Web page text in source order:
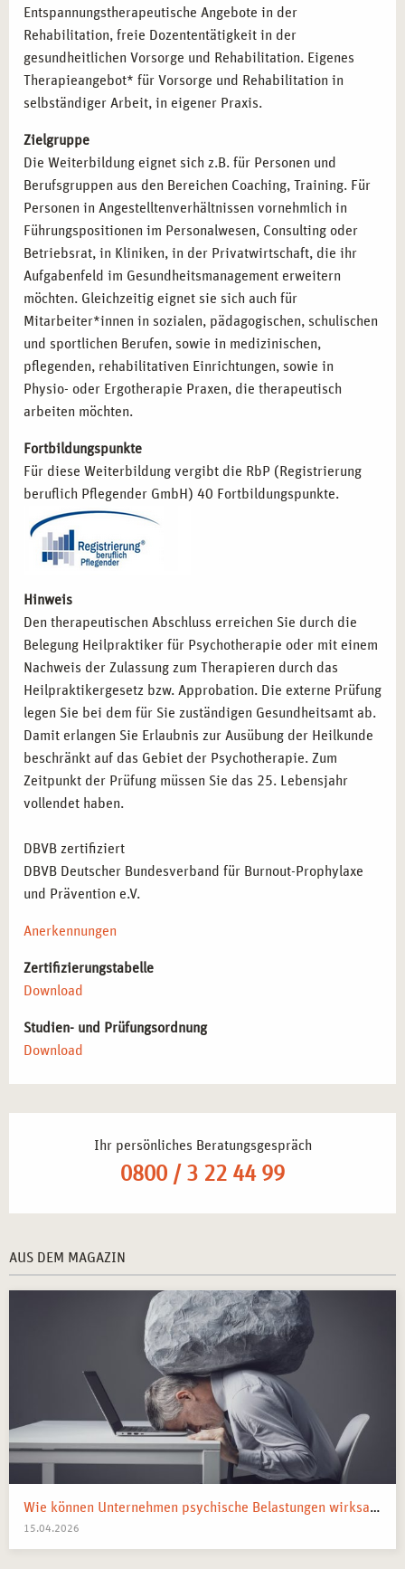
Entspannungstherapeutische Angebote in der
Rehabilitation, freie Dozententätigkeit in der
gesundheitlichen Vorsorge und Rehabilitation. Eigenes
Therapieangebot* für Vorsorge und Rehabilitation in
selbständiger Arbeit, in eigener Praxis.
Zielgruppe
Die Weiterbildung eignet sich z.B. für Personen und
Berufsgruppen aus den Bereichen Coaching, Training. Für
Personen in Angestelltenverhältnissen vornehmlich in
Führungspositionen im Personalwesen, Consulting oder
Betriebsrat, in Kliniken, in der Privatwirtschaft, die ihr
Aufgabenfeld im Gesundheitsmanagement erweitern
möchten. Gleichzeitig eignet sie sich auch für
Mitarbeiter*innen in sozialen, pädagogischen, schulischen
und sportlichen Berufen, sowie in medizinischen,
pflegenden, rehabilitativen Einrichtungen, sowie in
Physio- oder Ergotherapie Praxen, die therapeutisch
arbeiten möchten.
Fortbildungspunkte
Für diese Weiterbildung vergibt die RbP (Registrierung
beruflich Pflegender GmbH) 40 Fortbildungspunkte.
Hinweis
Den therapeutischen Abschluss erreichen Sie durch die
Belegung Heilpraktiker für Psychotherapie oder mit einem
Nachweis der Zulassung zum Therapieren durch das
Heilpraktikergesetz bzw. Approbation. Die externe Prüfung
legen Sie bei dem für Sie zuständigen Gesundheitsamt ab.
Damit erlangen Sie Erlaubnis zur Ausübung der Heilkunde
beschränkt auf das Gebiet der Psychotherapie. Zum
Zeitpunkt der Prüfung müssen Sie das 25. Lebensjahr
vollendet haben.
DBVB zertifiziert
DBVB Deutscher Bundesverband für Burnout-Prophylaxe
und Prävention e.V.
Anerkennungen
Zertifizierungstabelle
Download
Studien- und Prüfungsordnung
Download
Ihr persönliches Beratungsgespräch
0800 / 3 22 44 99
AUS DEM MAGAZIN
Wie können Unternehmen psychische Belastungen wirksam reduzieren?
15.04.2026